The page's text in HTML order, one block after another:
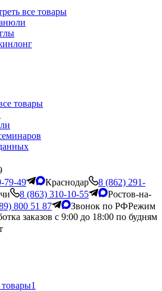
все товары
товары
79-49
Краснодар
8 (862) 291-
8 (863) 310-10-55
Ростов-на-
800 51 87 Звонок по РФРежим
заказов с 9:00 до 18:00 по будням
1